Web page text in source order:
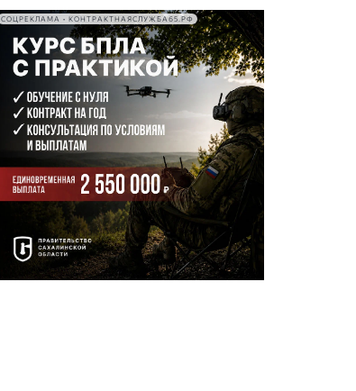
СОЦРЕКЛАМА • КОНТРАКТНАЯСЛУЖБА65.РФ